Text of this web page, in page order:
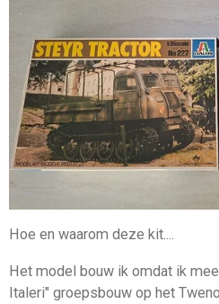
Hoe en waarom deze kit....
Het model bouw ik omdat ik
Italeri" groepsbouw op het